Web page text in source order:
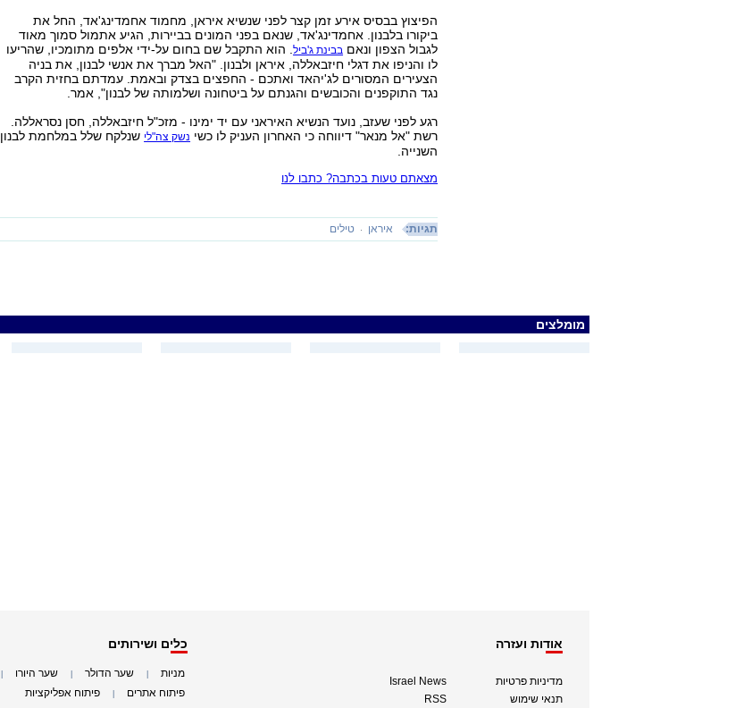
הפיצוץ בבסיס אירע זמן קצר לפני שנשיא איראן, מחמוד אחמדינג'אד, החל את
ביקורו בלבנון. אחמדינג'אד, שנאם בפני המונים בביירות, הגיע אתמול סמוך מאוד
לגבול הצפון ונאם בבינת ג'ביל. הוא התקבל שם בחום על-ידי אלפים מתומכיו, שהריעו
לו והניפו את דגלי חיזבאללה, איראן ולבנון. "האל מברך את אנשי לבנון, את בניה
הצעירים המסורים לג'יהאד ואתכם - החפצים בצדק ובאמת. עמדתם בחזית הקרב
נגד התוקפנים והכובשים והגנתם על ביטחונה ושלמותה של לבנון", אמר.
רגע לפני שעזב, נועד הנשיא האיראני עם יד ימינו - מזכ"ל חיזבאללה, חסן נסראללה.
רשת "אל מנאר" דיווחה כי האחרון העניק לו כשי נשק צה"לי שנלקח שלל במלחמת לבנון
השנייה.
מצאתם טעות בכתבה? כתבו לנו
תגיות: איראן טילים
מומלצים
אודות ועזרה
מדיניות פרטיות
תנאי שימוש
Israel News
RSS
כלים ושירותים
מניות שער הדולר שער היורו
פיתוח אתרים פיתוח אפליקציות